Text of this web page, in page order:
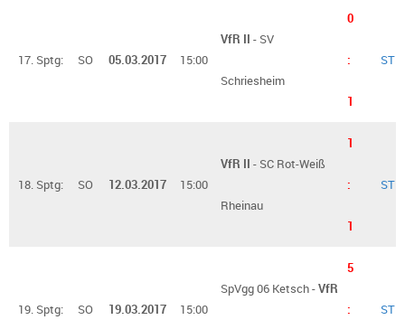
17. Sptg: SO 05.03.2017 15:00
VfR II - SV
Schriesheim
0
:
1
ST
18. Sptg: SO 12.03.2017 15:00
VfR II - SC Rot-Weiß
Rheinau
1
:
1
ST
19. Sptg: SO 19.03.2017 15:00
SpVgg 06 Ketsch -VfR
5
: ST